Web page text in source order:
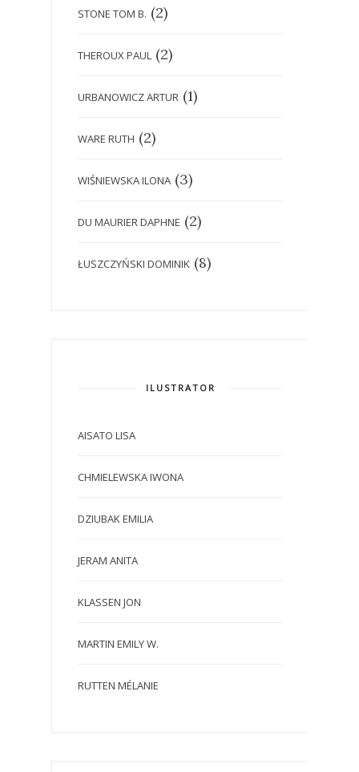
STONE TOM B. (2)
THEROUX PAUL (2)
URBANOWICZ ARTUR (1)
WARE RUTH (2)
WIŚNIEWSKA ILONA (3)
DU MAURIER DAPHNE (2)
ŁUSZCZYŃSKI DOMINIK (8)
ILUSTRATOR
AISATO LISA
CHMIELEWSKA IWONA
DZIUBAK EMILIA
JERAM ANITA
KLASSEN JON
MARTIN EMILY W.
RUTTEN MÉLANIE